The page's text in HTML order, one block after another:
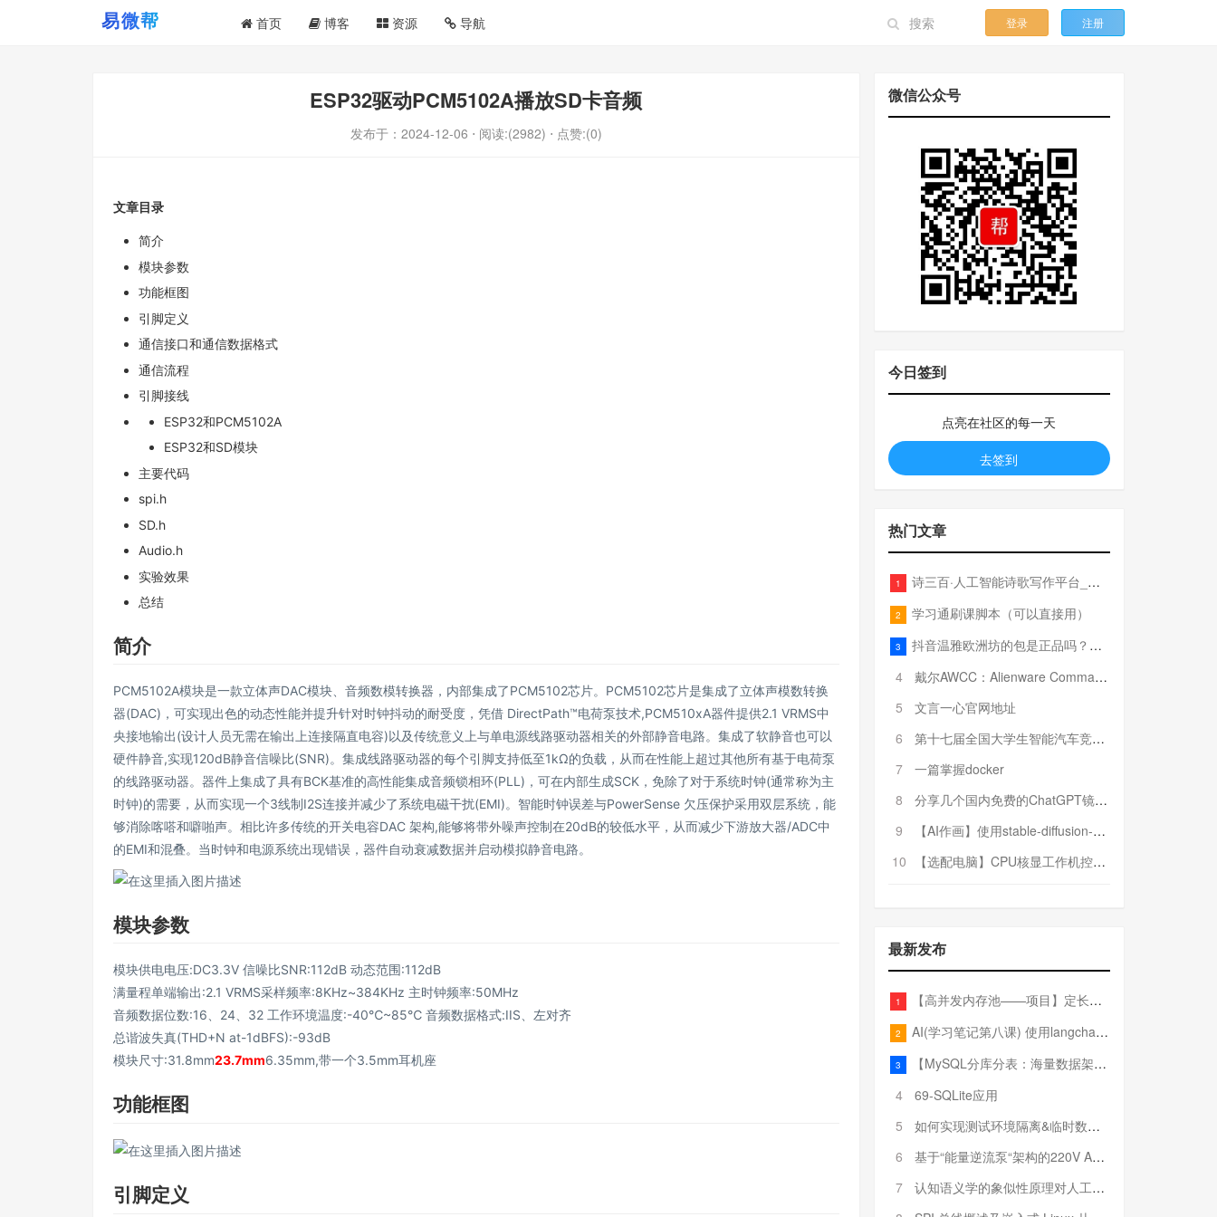
首页 博客 资源 导航 登录 注册
ESP32驱动PCM5102A播放SD卡音频
发布于： 2024-12-06 ⋅ 阅读:(2982) ⋅ 点赞:(0)
文章目录
简介
模块参数
功能框图
引脚定义
通信接口和通信数据格式
通信流程
引脚接线
ESP32和PCM5102A
ESP32和SD模块
主要代码
spi.h
SD.h
Audio.h
实验效果
总结
简介
PCM5102A模块是一款立体声DAC模块、音频数模转换器，内部集成了PCM5102芯片。PCM5102芯片是集成了立体声模数转换
器(DAC)，可实现出色的动态性能并提升针对时钟抖动的耐受度，凭借 DirectPath™电荷泵技术,PCM510xA器件提供2.1 VRMS中
央接地输出(设计人员无需在输出上连接隔直电容)以及传统意义上与单电源线路驱动器相关的外部静音电路。集成了软静音也可以
硬件静音,实现120dB静音信噪比(SNR)。集成线路驱动器的每个引脚支持低至1kΩ的负载，从而在性能上超过其他所有基于电荷泵
的线路驱动器。器件上集成了具有BCK基准的高性能集成音频锁相环(PLL)，可在内部生成SCK，免除了对于系统时钟(通常称为主
时钟)的需要，从而实现一个3线制I2S连接并减少了系统电磁干扰(EMI)。智能时钟误差与PowerSense 欠压保护采用双层系统，能
够消除喀嗒和噼啪声。相比许多传统的开关电容DAC 架构,能够将带外噪声控制在20dB的较低水平，从而减少下游放大器/ADC中
的EMI和混叠。当时钟和电源系统出现错误，器件自动衰减数据并启动模拟静音电路。
模块参数
模块供电电压:DC3.3V 信噪比SNR:112dB 动态范围:112dB
满量程单端输出:2.1 VRMS采样频率:8KHz~384KHz 主时钟频率:50MHz
音频数据位数:16、24、32 工作环境温度:-40℃~85℃ 音频数据格式:IIS、左对齐
总谐波失真(THD+N at-1dBFS):-93dB
模块尺寸:31.8mm23.7mm6.35mm,带一个3.5mm耳机座
功能框图
引脚定义
微信公众号
今日签到
点亮在社区的每一天
去签到
热门文章
1 诗三百·人工智能诗歌写作平台_在线作诗机_藏头诗生成器_电脑对联_姓名作诗
2 学习通刷课脚本（可以直接用）
3
抖音温雅欧洲坊的包是正品吗？温雅卖的包为啥那么便宜？
4
戴尔AWCC：Alienware Command Center 故障排除方法，里面附有超全详解呦，快来快来，欢迎观看~
5
文言一心官网地址
6
第十七届全国大学生智能汽车竞赛全国总决赛参赛队伍奖项公告
7
一篇掌握docker
8
分享几个国内免费的ChatGPT镜像网址(亲测有效-4月25日更新)
9
【AI作画】使用stable-diffusion-webui搭建AI作画平台
10
【选配电脑】CPU核显工作机控制预算5000
最新发布
1 【高并发内存池——项目】定长内存池——开胃小菜
2 AI(学习笔记第八课) 使用langchain的embedding models
3
【MySQL分库分表：海量数据架构的终极解决方案】
4
69-SQLite应用
5
如何实现测试环境隔离&临时数据库（pytest+SQLite）
6
基于“能量逆流泵“架构的220V AC至20V DC 300W高效电源设计
7
认知语义学的象似性原理对人工智能自然语言处理深层语义分析的影响与启示